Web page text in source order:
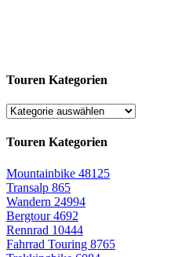
Touren Kategorien
Touren Kategorien
Mountainbike 48125
Transalp 865
Wandern 24994
Bergtour4692
Rennrad 10444
Fahrrad Touring 8765